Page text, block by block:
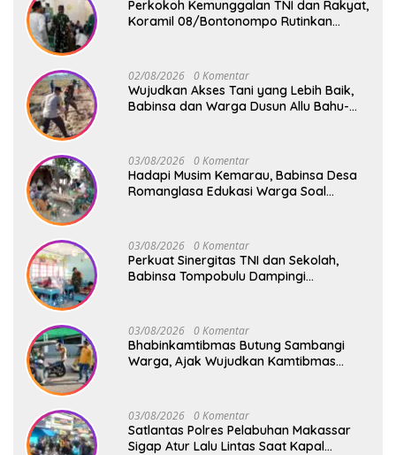
Perkokoh Kemunggalan TNI dan Rakyat,
Koramil 08/Bontonompo Rutinkan
02/08/2026 0 Komentar
Wujudkan Akses Tani yang Lebih Baik,
Babinsa dan Warga Dusun Allu Bahu-
03/08/2026 0 Komentar
Hadapi Musim Kemarau, Babinsa Desa
Romanglasa Edukasi Warga Soal
03/08/2026 0 Komentar
Perkuat Sinergitas TNI dan Sekolah,
Babinsa Tompobulu Dampingi
03/08/2026 0 Komentar
Bhabinkamtibmas Butung Sambangi
Warga, Ajak Wujudkan Kamtibmas
03/08/2026 0 Komentar
Satlantas Polres Pelabuhan Makassar
Sigap Atur Lalu Lintas Saat Kapal